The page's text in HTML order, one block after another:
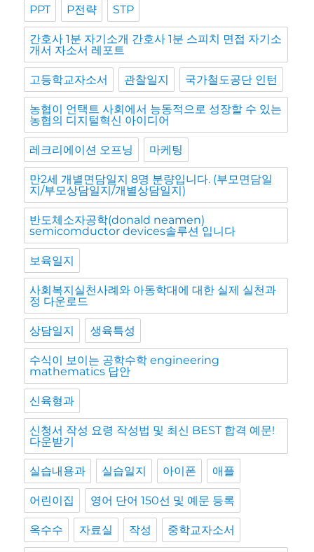
PPT P전략 STP
간호사 1분 자기소개 간호사 1분 스피치 면접 자기소
개서 자소서 레포트
고등학교자소서 관찰일지 국가철도공단 인턴
농협이 언택트 사회에서 능동적으로 성장할 수 있는
농협의 디지털혁신 아이디어
레크리에이션 오프닝 마케팅
만2세 개별면담일지 8명 분량입니다. (부모면담일
지/부모상담일지/개별상담일지)
반도체소자공학(donald neamen)
semicomductor devices솔루션 입니다
보육일지
사회복지실천사례와 아동학대에 대한 실제 실천과
정 다운로드
상담일지 생육특성
수식이 보이는 공학수학 engineering
mathematics 답안
신육형과
신청서 작성 요령 작성법 및 최신 BEST 합격 예문!
다운받기
실습내용과 실습일지 아이폰 애플
어린이집 영어 단어 150선 및 예문 등록
옥수수 자료실 작성 중학교자소서